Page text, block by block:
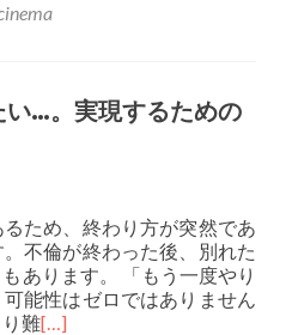
い…。実現するための
ため、終わり方が突然であ
不倫が終わった後、別れた
あります。 「もう一度やり
能性はゼロではありません
難[…]